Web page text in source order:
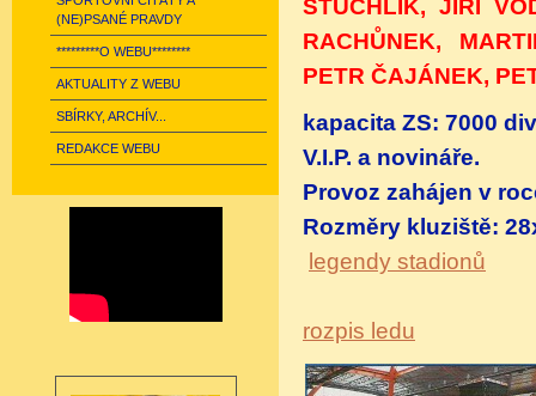
(NE)PSANÉ PRAVDY
*********O WEBU********
AKTUALITY Z WEBU
SBÍRKY, ARCHÍV...
REDAKCE WEBU
STUCHLÍK, JIŘÍ
RACHŮNEK,
PETR ČAJÁNEK,
kapacita ZS: 7000
V.I.P. a
Provoz zahájen v
Rozměry kluziště:
legendy stadionů
rozpis ledu